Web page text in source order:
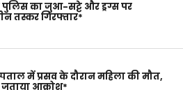
का जुआ-सट्टे और ड्रग्स पर
तस्कर गिरफ्तार*
में प्रसव के दौरान महिला की मौत,
जताया आक्रोश*